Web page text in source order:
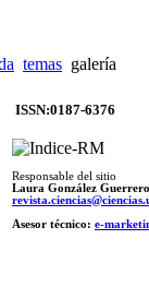
temas galería
ISSN:0187-6376
Responsable del sitio
Laura González Guerrero
Asesor técnico: e-